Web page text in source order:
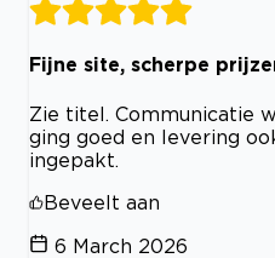
Fijne site, scherpe
Zie titel. Communicatie
ging goed en levering
ingepakt.
Beveelt aan
6 March 2026